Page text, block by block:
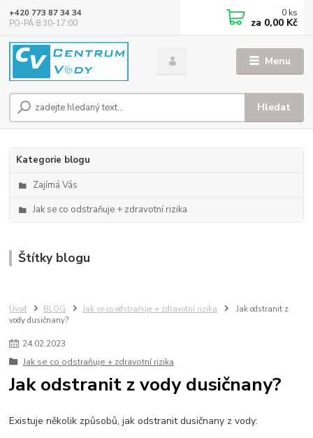
Menu
Hledat
+420 773 87 34 34
PO-PÁ 8:30-17:00
0 ks
za 0,00 Kč
Kategorie blogu
Zajímá Vás
Jak se co odstraňuje + zdravotní rizika
Štítky blogu
Úvod BLOG Jak se co odstraňuje + zdravotní rizika
Jak odstranit z
vody dusičnany?
24.02.2023
Jak se co odstraňuje + zdravotní rizika
Jak odstranit z vody dusičnany?
Existuje několik způsobů, jak odstranit dusičnany z vody: